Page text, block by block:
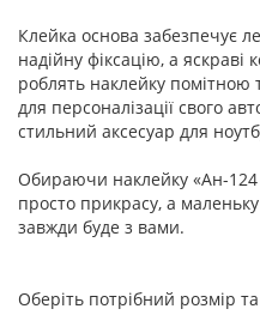
Клейка основа забезпечує
надійну фіксацію, а яскраві
роблять наклейку помітною
для персоналізації свого
стильний аксесуар для
Обираючи наклейку «Ан-124
просто прикрасу, а маленьку
завжди буде з вами.
Оберіть потрібний розмір та